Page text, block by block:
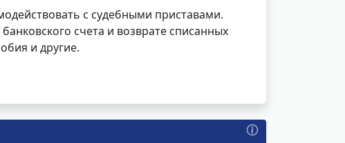
с судебными приставами.
счета и возврате списанных
и другие.